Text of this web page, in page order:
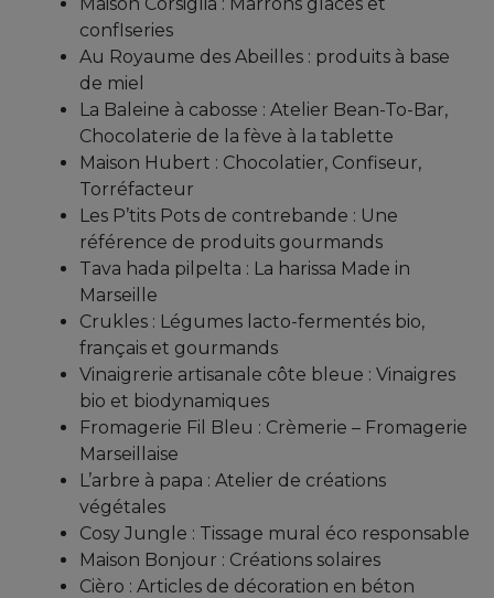
confIseries
Au Royaume des Abeilles : produits à base
de miel
La Baleine à cabosse : Atelier Bean-To-Bar,
Chocolaterie de la fève à la tablette
Maison Hubert : Chocolatier, Confiseur,
Torréfacteur
Les P’tits Pots de contrebande : Une
référence de produits gourmands
Tava hada pilpelta : La harissa Made in
Marseille
Crukles : Légumes lacto-fermentés bio,
français et gourmands
Vinaigrerie artisanale côte bleue : Vinaigres
bio et biodynamiques
Fromagerie Fil Bleu : Crèmerie – Fromagerie
Marseillaise
L’arbre à papa : Atelier de créations
végétales
Cosy Jungle : Tissage mural éco responsable
Maison Bonjour : Créations solaires
Cièro : Articles de décoration en béton